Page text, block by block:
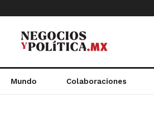
Mundo Colaboraciones